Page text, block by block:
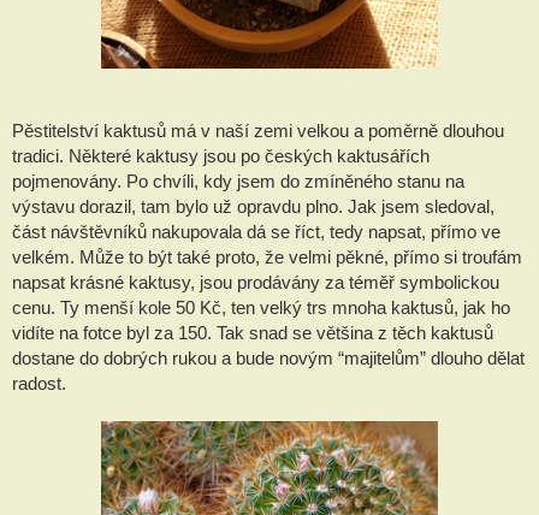
Pěstitelství kaktusů má v naší zemi velkou a poměrně dlouhou
tradici. Některé kaktusy jsou po českých kaktusářích
pojmenovány. Po chvíli, kdy jsem do zmíněného stanu na
výstavu dorazil, tam bylo už opravdu plno. Jak jsem sledoval,
část návštěvníků nakupovala dá se říct, tedy napsat, přímo ve
velkém. Může to být také proto, že velmi pěkné, přímo si troufám
napsat krásné kaktusy, jsou prodávány za téměř symbolickou
cenu. Ty menší kole 50 Kč, ten velký trs mnoha kaktusů, jak ho
vidíte na fotce byl za 150. Tak snad se většina z těch kaktusů
dostane do dobrých rukou a bude novým “majitelům” dlouho dělat
radost.